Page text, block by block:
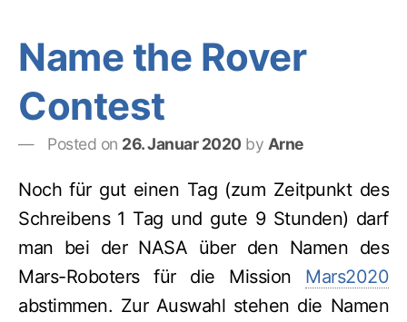
Name the Rover
Contest
Posted on 26. Januar 2020 by Arne
Noch für gut einen Tag (zum Zeitpunkt des
Schreibens 1 Tag und gute 9 Stunden) darf
man bei der NASA über den Namen des
Mars-Roboters für die Mission Mars2020
abstimmen. Zur Auswahl stehen die Namen